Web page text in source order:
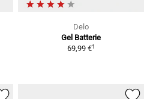
Delo
Gel Batterie
69,99 €1